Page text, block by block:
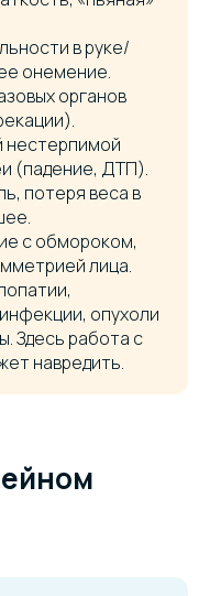
в руке/
онемение.
органов
нестерпимой
(падение, ДТП).
потеря веса в
с обмороком,
лица.
опухоли
Здесь работа с
навредить.